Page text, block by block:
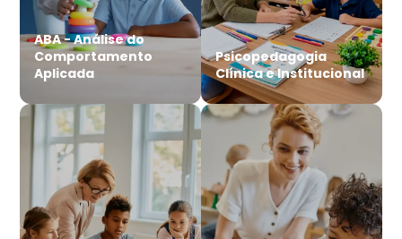
ABA - Análise do
Comportamento
Aplicada
Psicopedagogia
Clínica e Institucional